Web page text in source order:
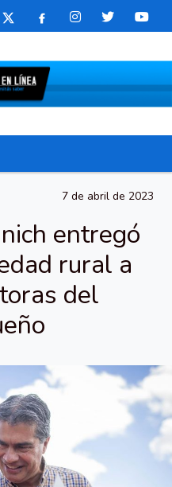
7 de abril de 2023
entregó
rural a
del